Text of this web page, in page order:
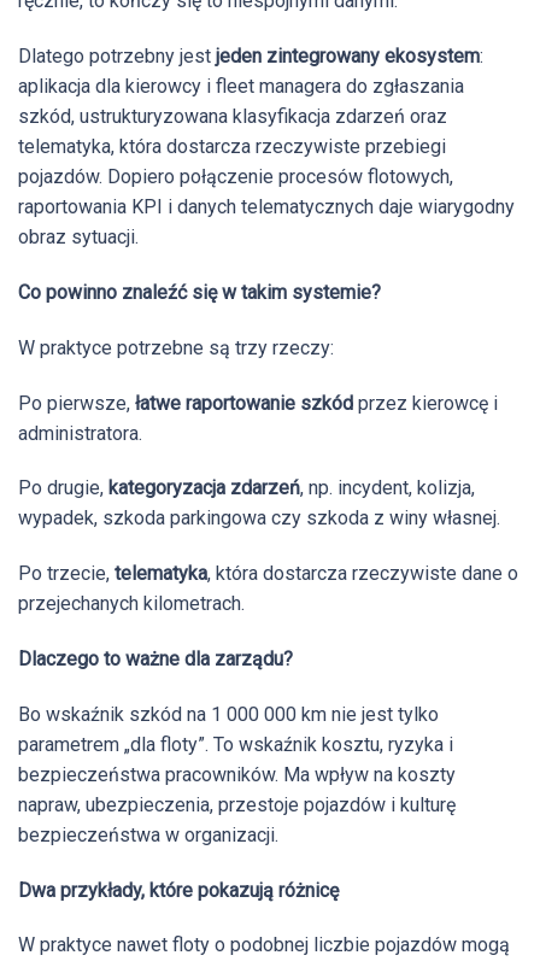
Dlatego potrzebny jest jeden zintegrowany ekosystem:
aplikacja dla kierowcy i fleet managera do zgłaszania
szkód, ustrukturyzowana klasyfikacja zdarzeń oraz
telematyka, która dostarcza rzeczywiste przebiegi
pojazdów. Dopiero połączenie procesów flotowych,
raportowania KPI i danych telematycznych daje wiarygodny
obraz sytuacji.
Co powinno znaleźć się w takim systemie?
W praktyce potrzebne są trzy rzeczy:
Po pierwsze, łatwe raportowanie szkód przez kierowcę i
administratora.
Po drugie, kategoryzacja zdarzeń, np. incydent, kolizja,
wypadek, szkoda parkingowa czy szkoda z winy własnej.
Po trzecie, telematyka, która dostarcza rzeczywiste dane o
przejechanych kilometrach.
Dlaczego to ważne dla zarządu?
Bo wskaźnik szkód na 1 000 000 km nie jest tylko
parametrem „dla floty”. To wskaźnik kosztu, ryzyka i
bezpieczeństwa pracowników. Ma wpływ na koszty
napraw, ubezpieczenia, przestoje pojazdów i kulturę
bezpieczeństwa w organizacji.
Dwa przykłady, które pokazują różnicę
W praktyce nawet floty o podobnej liczbie pojazdów mogą